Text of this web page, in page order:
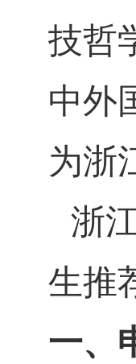
技哲
中外
为浙
浙
生推
一、